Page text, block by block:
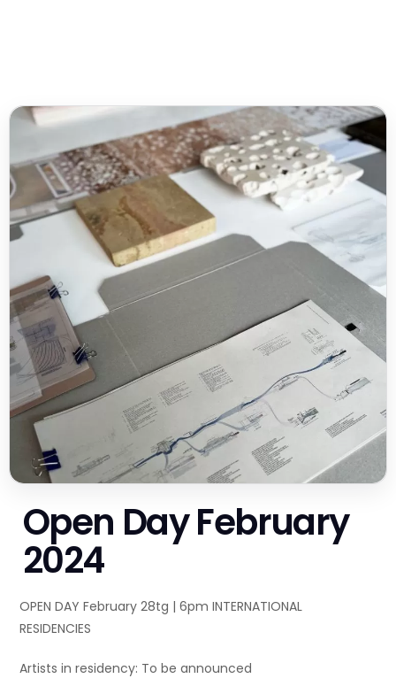
Open Day February
2024
OPEN DAY February 28tg | 6pm INTERNATIONAL
RESIDENCIES
Artists in residency: To be announced